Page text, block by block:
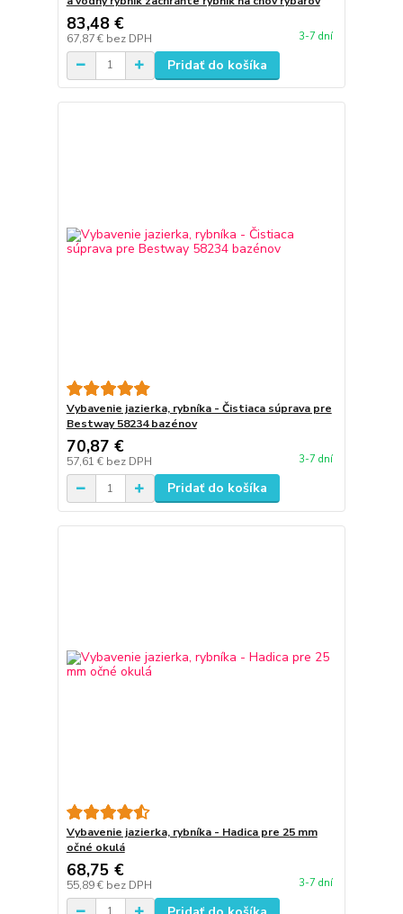
83,48 €
67,87 € bez DPH 3-7 dní
Pridať do košíka
Vybavenie jazierka, rybníka - Čistiaca súprava pre
Bestway 58234 bazénov
70,87 €
57,61 € bez DPH 3-7 dní
Pridať do košíka
Vybavenie jazierka, rybníka - Hadica pre 25 mm
očné okulá
68,75 €
55,89 € bez DPH 3-7 dní